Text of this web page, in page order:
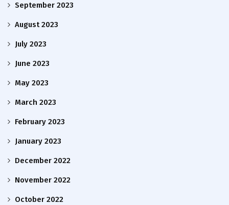
September 2023
August 2023
July 2023
June 2023
May 2023
March 2023
February 2023
January 2023
December 2022
November 2022
October 2022